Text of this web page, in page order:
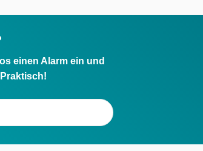
einen Alarm ein und